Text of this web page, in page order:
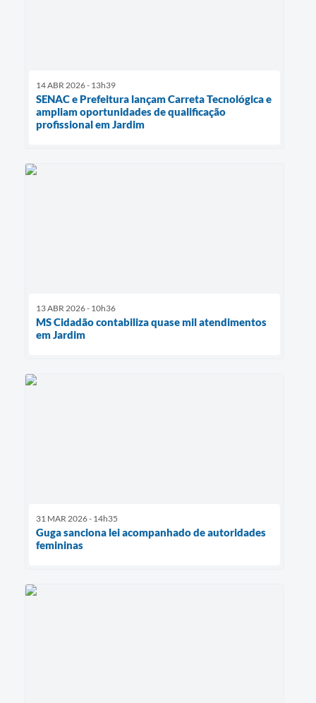
14 ABR 2026 - 13h39
SENAC e Prefeitura lançam Carreta Tecnológica e
ampliam oportunidades de qualificação
profissional em Jardim
13 ABR 2026 - 10h36
MS Cidadão contabiliza quase mil atendimentos
em Jardim
31 MAR 2026 - 14h35
Guga sanciona lei acompanhado de autoridades
femininas